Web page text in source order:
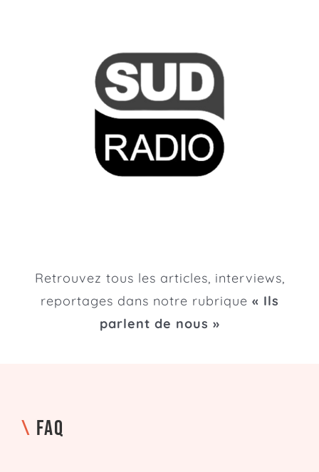
Retrouvez tous les articles, interviews,
reportages dans notre rubrique « Ils
parlent de nous »
\ FAQ